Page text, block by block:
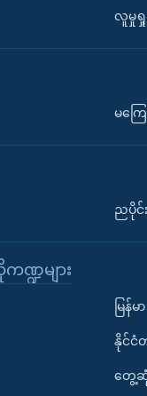
လူမှုရှု
မကြ
ညပိုင်
ဍများ
မြန်မာ
နိုင်ငံ
တွေ့ဆုံမ